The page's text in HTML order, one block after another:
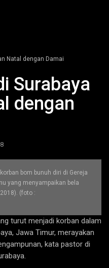
Natal dengan Damai
Surabaya
dengan
bom bunuh diri di Gereja
yang menyampaikan bela
(foto :
turut menjadi korban dalam
Jawa Timur, merayakan
kata pastor di